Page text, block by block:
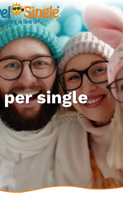
per single